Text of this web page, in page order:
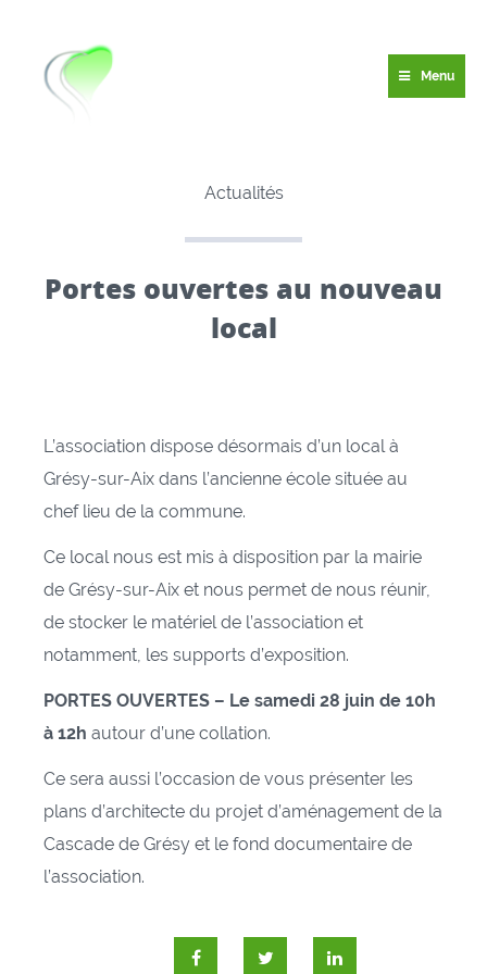
Actualités
Portes ouvertes au nouveau
local
L’association dispose désormais d’un local à
Grésy-sur-Aix dans l’ancienne école située au
chef lieu de la commune.
Ce local nous est mis à disposition par la mairie
de Grésy-sur-Aix et nous permet de nous réunir,
de stocker le matériel de l’association et
notamment, les supports d’exposition.
PORTES OUVERTES – Le samedi 28 juin de 10h
à 12h autour d’une collation.
Ce sera aussi l’occasion de vous présenter les
plans d’architecte du projet d’aménagement de la
Cascade de Grésy et le fond documentaire de
l’association.
Menu